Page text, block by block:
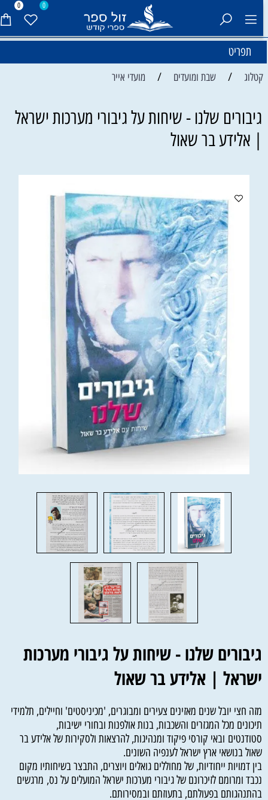
0 0
תפריט
קטלוג / שבת ומועדים / מועדי אייר
גיבורים שלנו - שיחות על גיבורי מערכות ישראל
| אלידע בר שאול
גיבורים שלנו - שיחות על גיבורי מערכות
ישראל | אלידע בר שאול
מזה חצי יובל שנים מאזינים צעירים ומבוגרים, 'מכיניסטים' וחיילים, תלמידי
תיכונים מכל המגזרים והשכבות, בנות אולפנות ובחורי ישיבות,
סטודנטים ובאי קורסי פיקוד ומנהיגות, להרצאות ולסקירות של אלידע בר
שאול בנושאי ארץ ישראל לענפיה השונים.
בין דמויות ייחודיות, של מחוללים גואלים ויוצרים, התבצר בשיחותיו מקום
נכבד ומרומם לזיכרונם של גיבורי מערכות ישראל המועלים על נס, מרגשים
בהתנהגותם בפעולתם, בתעוזתם ובמסירותם.